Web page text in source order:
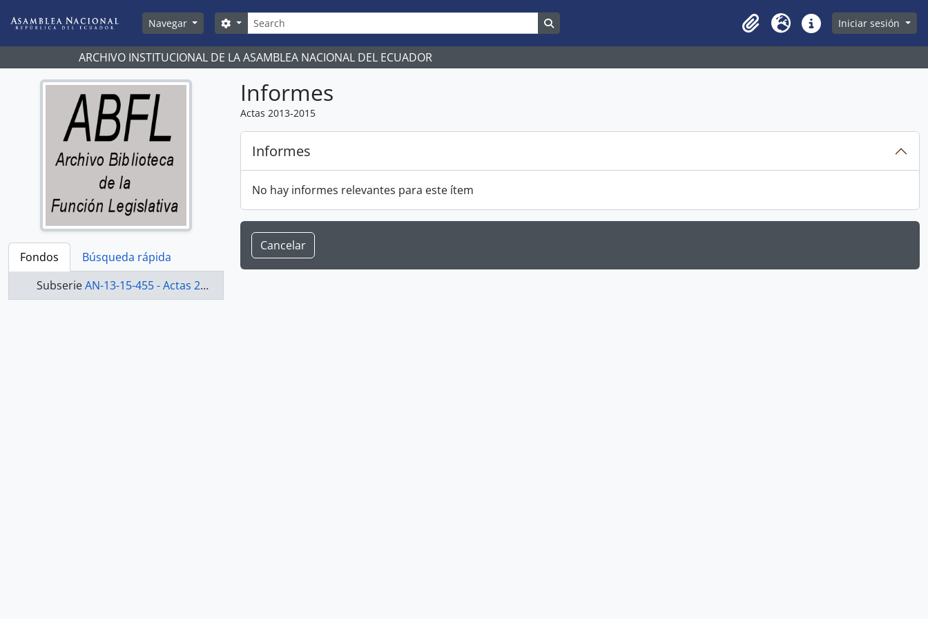
Navegar
Búsqueda
Search options
Clipboard
Idioma Enlaces rápidos
Iniciar sesión
ARCHIVO INSTITUCIONAL DE LA ASAMBLEA NACIONAL DEL ECUADOR
Fondos
Búsqueda rápida
SubserieAN-13-15-455 - Actas 2013-2015
Informes
Actas 2013-2015
Informes
No hay informes relevantes para este ítem
Cancelar